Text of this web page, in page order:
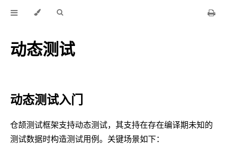
动态测试
动态测试入门
仓颉测试框架支持动态测试，其支持在存在编译期未知的
测试数据时构造测试用例。关键场景如下：